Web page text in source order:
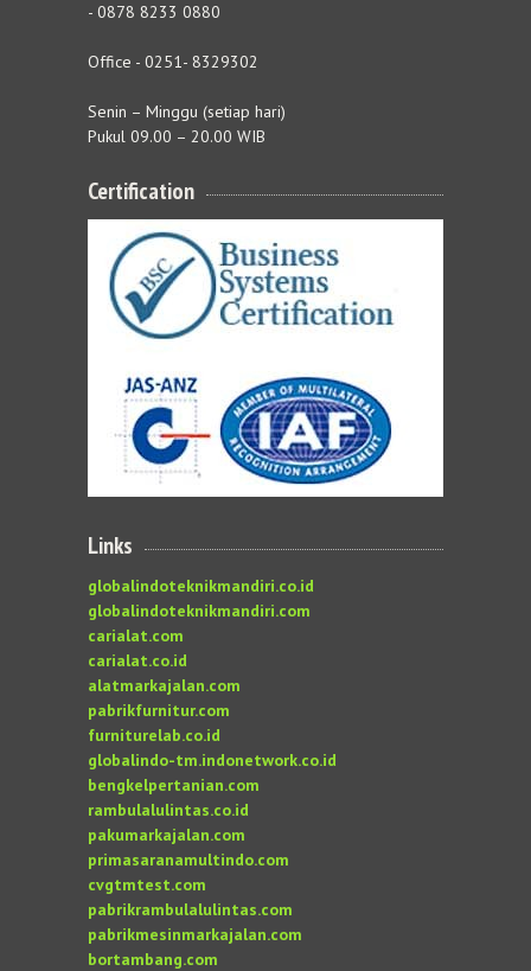
- 0878 8233 0880
Office - 0251- 8329302
Senin – Minggu (setiap hari)
Pukul 09.00 – 20.00 WIB
Certification
Links
globalindoteknikmandiri.co.id
globalindoteknikmandiri.com
carialat.com
carialat.co.id
alatmarkajalan.com
pabrikfurnitur.com
furniturelab.co.id
globalindo-tm.indonetwork.co.id
bengkelpertanian.com
rambulalulintas.co.id
pakumarkajalan.com
primasaranamultindo.com
cvgtmtest.com
pabrikrambulalulintas.com
pabrikmesinmarkajalan.com
bortambang.com